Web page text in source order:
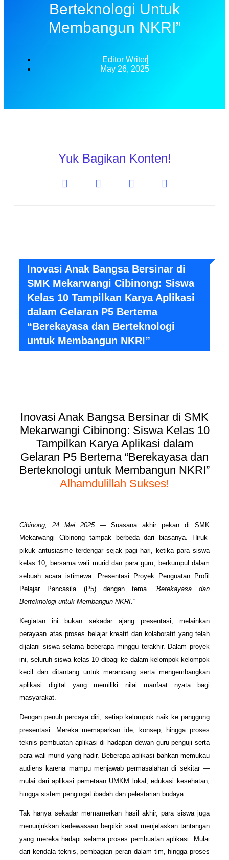
Berteknologi Untuk
Membangun NKRI”
Editor Writer
May 26, 2025
Yuk Bagikan Konten!
Inovasi Anak Bangsa Bersinar di
SMK Mekarwangi Cibinong: Siswa
Kelas 10 Tampilkan Karya Aplikasi
dalam Gelaran P5 Bertema
“Berekayasa dan Berteknologi
untuk Membangun NKRI”
Inovasi Anak Bangsa Bersinar di SMK
Mekarwangi Cibinong: Siswa Kelas 10
Tampilkan Karya Aplikasi dalam
Gelaran P5 Bertema “Berekayasa dan
Berteknologi untuk Membangun NKRI”
Alhamdulillah Sukses!
Cibinong, 24 Mei 2025— Suasana akhir pekan di SMK
Mekarwangi Cibinong tampak berbeda dari biasanya. Hiruk-
pikuk antusiasme terdengar sejak pagi hari, ketika para siswa
kelas 10, bersama wali murid dan para guru, berkumpul dalam
sebuah acara istimewa: Presentasi Proyek Penguatan Profil
Pelajar Pancasila (P5) dengan tema “Berekayasa dan
Berteknologi untuk Membangun NKRI.”
Kegiatan ini bukan sekadar ajang presentasi, melainkan
perayaan atas proses belajar kreatif dan kolaboratif yang telah
dijalani siswa selama beberapa minggu terakhir. Dalam proyek
ini, seluruh siswa kelas 10 dibagi ke dalam kelompok-kelompok
kecil dan ditantang untuk merancang serta mengembangkan
aplikasi digital yang memiliki nilai manfaat nyata bagi
masyarakat.
Dengan penuh percaya diri, setiap kelompok naik ke panggung
presentasi. Mereka memaparkan ide, konsep, hingga proses
teknis pembuatan aplikasi di hadapan dewan guru penguji serta
para wali murid yang hadir. Beberapa aplikasi bahkan memukau
audiens karena mampu menjawab permasalahan di sekitar —
mulai dari aplikasi pemetaan UMKM lokal, edukasi kesehatan,
hingga sistem pengingat ibadah dan pelestarian budaya.
Tak hanya sekadar memamerkan hasil akhir, para siswa juga
menunjukkan kedewasaan berpikir saat menjelaskan tantangan
yang mereka hadapi selama proses pembuatan aplikasi. Mulai
dari kendala teknis, pembagian peran dalam tim, hingga proses